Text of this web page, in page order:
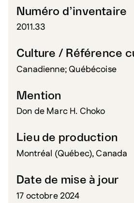
Numéro d’inventaire
2011.33
Culture / Référence
Canadienne; Québécoise
Mention
Don de Marc H. Choko
Lieu de production
Montréal (Québec), Canada
Date de mise à jour
17 octobre 2024